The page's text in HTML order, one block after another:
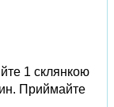
1 склянкою
Приймайте